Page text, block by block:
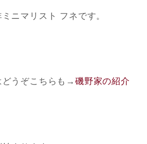
ニマリスト フネです。
うぞこちらも →磯野家の紹介